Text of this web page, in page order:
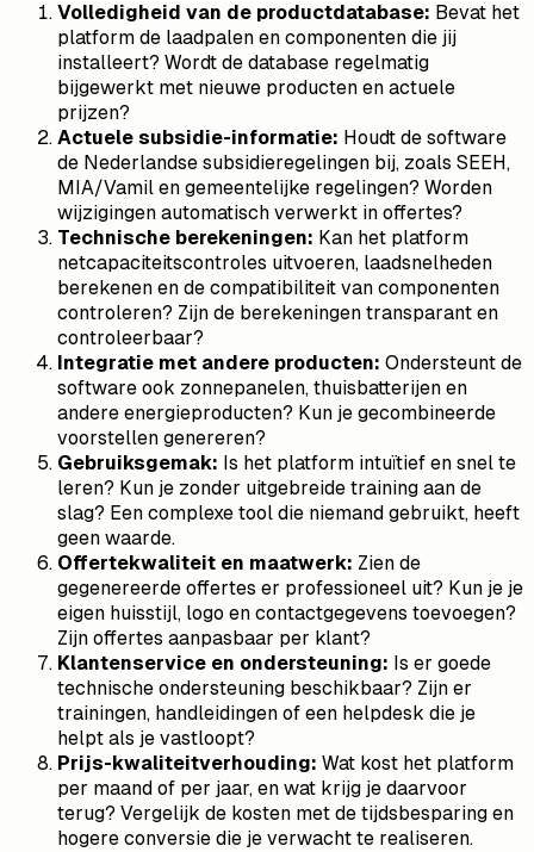
Volledigheid van de productdatabase: Bevat het
platform de laadpalen en componenten die jij
installeert? Wordt de database regelmatig
bijgewerkt met nieuwe producten en actuele
prijzen?
Actuele subsidie-informatie: Houdt de software
de Nederlandse subsidieregelingen bij, zoals SEEH,
MIA/Vamil en gemeentelijke regelingen? Worden
wijzigingen automatisch verwerkt in offertes?
Technische berekeningen: Kan het platform
netcapaciteitscontroles uitvoeren, laadsnelheden
berekenen en de compatibiliteit van componenten
controleren? Zijn de berekeningen transparant en
controleerbaar?
Integratie met andere producten: Ondersteunt de
software ook zonnepanelen, thuisbatterijen en
andere energieproducten? Kun je gecombineerde
voorstellen genereren?
Gebruiksgemak: Is het platform intuïtief en snel te
leren? Kun je zonder uitgebreide training aan de
slag? Een complexe tool die niemand gebruikt, heeft
geen waarde.
Offertekwaliteit en maatwerk: Zien de
gegenereerde offertes er professioneel uit? Kun je je
eigen huisstijl, logo en contactgegevens toevoegen?
Zijn offertes aanpasbaar per klant?
Klantenservice en ondersteuning: Is er goede
technische ondersteuning beschikbaar? Zijn er
trainingen, handleidingen of een helpdesk die je
helpt als je vastloopt?
Prijs-kwaliteitverhouding: Wat kost het platform
per maand of per jaar, en wat krijg je daarvoor
terug? Vergelijk de kosten met de tijdsbesparing en
hogere conversie die je verwacht te realiseren.